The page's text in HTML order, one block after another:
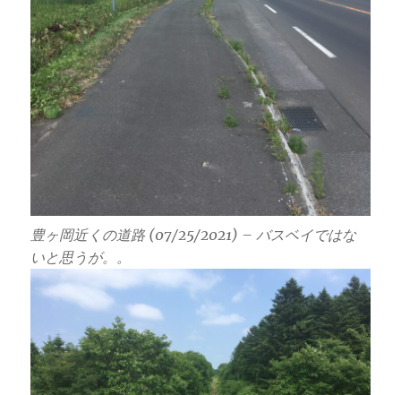
豊ヶ岡近くの道路 (07/25/2021) – バスベイではな
いと思うが。。